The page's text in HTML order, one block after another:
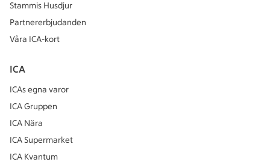
Stammis Husdjur
Partnererbjudanden
Våra ICA-kort
ICA
ICAs egna varor
ICA Gruppen
ICA Nära
ICA Supermarket
ICA Kvantum